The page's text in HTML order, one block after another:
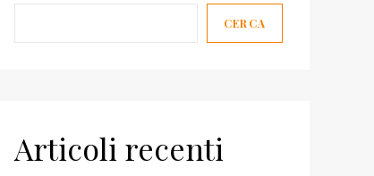
CERCA
Articoli recenti